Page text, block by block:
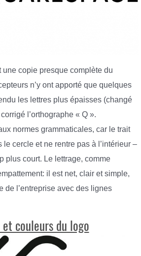
une copie presque complète du
n’y ont apporté que quelques
les lettres plus épaisses (changé
l’orthographe « Q ».
normes grammaticales, car le trait
le cercle et ne rentre pas à l’intérieur –
plus court. Le lettrage, comme
il est net, clair et simple,
de l’entreprise avec des lignes
couleurs du logo